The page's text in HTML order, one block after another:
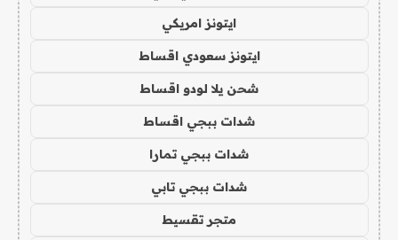
ايتونز امريكي
ايتونز سعودي اقساط
شحن يلا لودو اقساط
شدات ببجي اقساط
شدات ببجي تمارا
شدات ببجي تابي
متجر تقسيط